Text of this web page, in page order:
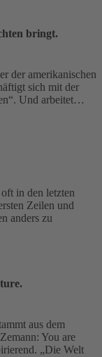
bringt.
der amerikanischen
sich mit der
Und arbeitet…
in den letzten
Zeilen und
anders zu
aus dem
You are
„Die Welt